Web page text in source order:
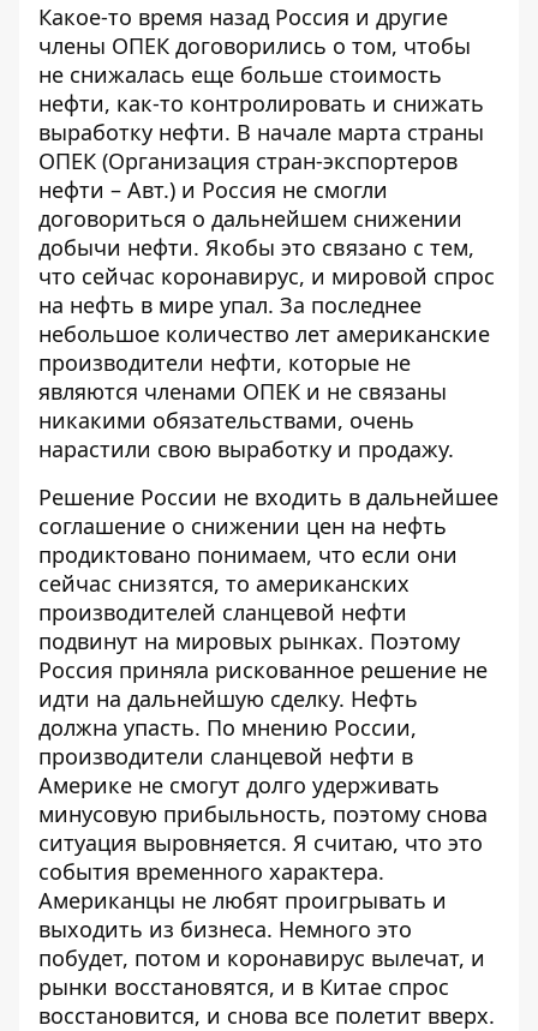
Какое-то время назад Россия и другие
члены ОПЕК договорились о том, чтобы
не снижалась еще больше стоимость
нефти, как-то контролировать и снижать
выработку нефти. В начале марта страны
ОПЕК (Организация стран-экспортеров
нефти – Авт.) и Россия не смогли
договориться о дальнейшем снижении
добычи нефти. Якобы это связано с тем,
что сейчас коронавирус, и мировой спрос
на нефть в мире упал. За последнее
небольшое количество лет американские
производители нефти, которые не
являются членами ОПЕК и не связаны
никакими обязательствами, очень
нарастили свою выработку и продажу.
Решение России не входить в дальнейшее
соглашение о снижении цен на нефть
продиктовано понимаем, что если они
сейчас снизятся, то американских
производителей сланцевой нефти
подвинут на мировых рынках. Поэтому
Россия приняла рискованное решение не
идти на дальнейшую сделку. Нефть
должна упасть. По мнению России,
производители сланцевой нефти в
Америке не смогут долго удерживать
минусовую прибыльность, поэтому снова
ситуация выровняется. Я считаю, что это
события временного характера.
Американцы не любят проигрывать и
выходить из бизнеса. Немного это
побудет, потом и коронавирус вылечат, и
рынки восстановятся, и в Китае спрос
восстановится, и снова все полетит вверх.